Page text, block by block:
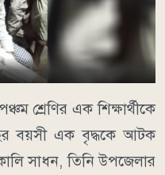
শ্রেণির এক শিক্ষার্থীকে
বয়সী এক বৃদ্ধকে আটক
সাধন, তিনি উপজেলার